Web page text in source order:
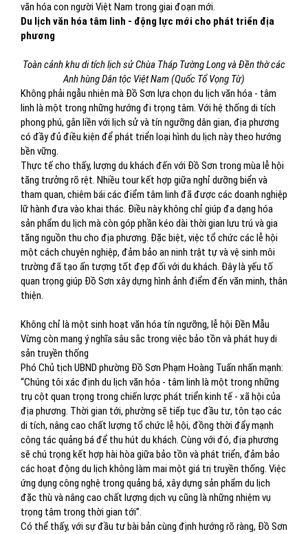
văn hóa con người Việt Nam trong giai đoạn mới.
Du lịch văn hóa tâm linh - động lực mới cho phát triển địa
phương
Toàn cảnh khu di tích lịch sử Chùa Tháp Tường Long và Đền thờ các
Anh hùng Dân tộc Việt Nam (Quốc Tổ Vọng Từ)
Không phải ngẫu nhiên mà Đồ Sơn lựa chọn du lịch văn hóa - tâm
linh là một trong những hướng đi trọng tâm. Với hệ thống di tích
phong phú, gắn liền với lịch sử và tín ngưỡng dân gian, địa phương
có đầy đủ điều kiện để phát triển loại hình du lịch này theo hướng
bền vững.
Thực tế cho thấy, lượng du khách đến với Đồ Sơn trong mùa lễ hội
tăng trưởng rõ rệt. Nhiều tour kết hợp giữa nghỉ dưỡng biển và
tham quan, chiêm bái các điểm tâm linh đã được các doanh nghiệp
lữ hành đưa vào khai thác. Điều này không chỉ giúp đa dạng hóa
sản phẩm du lịch mà còn góp phần kéo dài thời gian lưu trú và gia
tăng nguồn thu cho địa phương. Đặc biệt, việc tổ chức các lễ hội
một cách chuyên nghiệp, đảm bảo an ninh trật tự và vệ sinh môi
trường đã tạo ấn tượng tốt đẹp đối với du khách. Đây là yếu tố
quan trọng giúp Đồ Sơn xây dựng hình ảnh điểm đến văn minh, thân
thiện.
Không chỉ là một sinh hoạt văn hóa tín ngưỡng, lễ hội Đền Mẫu
Vừng còn mang ý nghĩa sâu sắc trong việc bảo tồn và phát huy di
sản truyền thống
Phó Chủ tịch UBND phường Đồ Sơn Phạm Hoàng Tuấn nhấn mạnh:
“Chúng tôi xác định du lịch văn hóa - tâm linh là một trong những
trụ cột quan trọng trong chiến lược phát triển kinh tế - xã hội của
địa phương. Thời gian tới, phường sẽ tiếp tục đầu tư, tôn tạo các
di tích, nâng cao chất lượng tổ chức lễ hội, đồng thời đẩy mạnh
công tác quảng bá để thu hút du khách. Cùng với đó, địa phương
sẽ chú trọng kết hợp hài hòa giữa bảo tồn và phát triển, đảm bảo
các hoạt động du lịch không làm mai một giá trị truyền thống. Việc
ứng dụng công nghệ trong quảng bá, xây dựng sản phẩm du lịch
đặc thù và nâng cao chất lượng dịch vụ cũng là những nhiệm vụ
trọng tâm trong thời gian tới”.
Có thể thấy, với sự đầu tư bài bản cùng định hướng rõ ràng, Đồ Sơn